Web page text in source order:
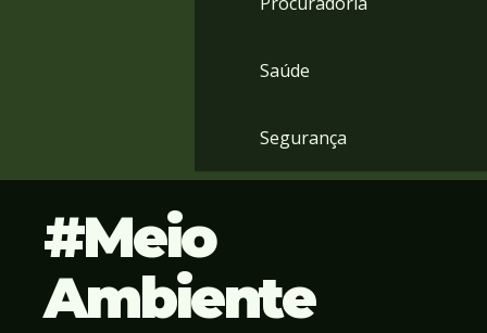
Saúde
Segurança
Meio
Ambiente